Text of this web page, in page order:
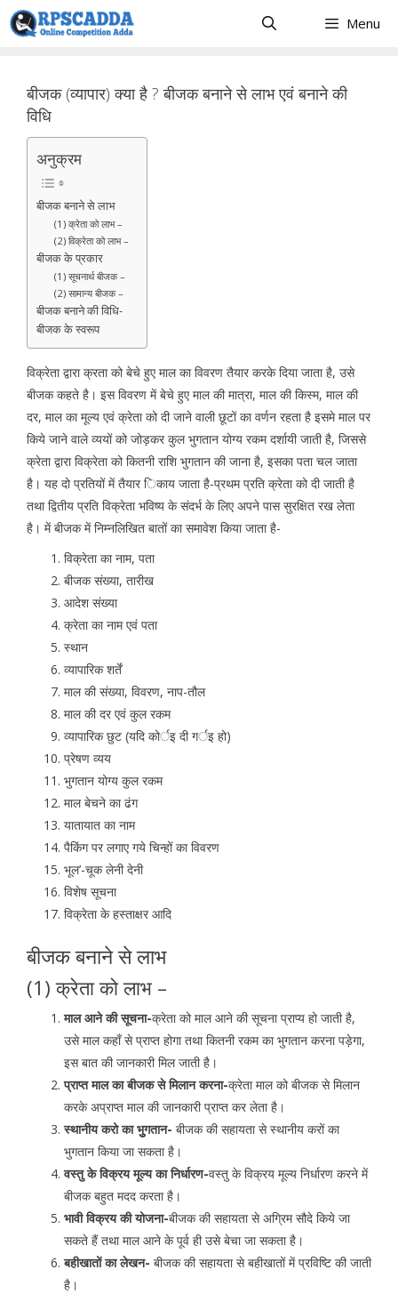
Skip
to
Menu
बीजक (व्यापार) क्या है ? बीजक बनाने से लाभ एवं बनाने की
विधि
अनुक्रम
बीजक बनाने से लाभ
(1) क्रेता को लाभ –
(2) विक्रेता को लाभ –
बीजक के प्रकार
(1) सूचनार्थ बीजक –
(2) सामान्य बीजक –
बीजक बनाने की विधि-
बीजक के स्वरूप
विक्रेता द्वारा क्रता को बेचे हुए माल का विवरण तैयार करके दिया जाता है, उसे
बीजक कहते है। इस विवरण में बेचे हुए माल की मात्रा, माल की किस्म, माल की
दर, माल का मूल्य एवं क्रेता को दी जाने वाली छूटों का वर्णन रहता है इसमे माल पर
किये जाने वाले व्ययों को जोड़कर कुल भुगतान योग्य रकम दर्शायी जाती है, जिससे
क्रेता द्वारा विक्रेता को कितनी राशि भुगतान की जाना है, इसका पता चल जाता
है। यह दो प्रतियों में तैयार िकाय जाता है-प्रथम प्रति क्रेता को दी जाती है
तथा द्वितीय प्रति विक्रेता भविष्य के संदर्भ के लिए अपने पास सुरक्षित रख लेता
है। में बीजक में निम्नलिखित बातों का समावेश किया जाता है-
विक्रेता का नाम, पता
बीजक संख्या, तारीख
आदेश संख्या
क्रेता का नाम एवं पता
स्थान
व्यापारिक शर्तें
माल की संख्या, विवरण, नाप-तौल
माल की दर एवं कुल रकम
व्यापारिक छुट (यदि कोर्इ दी गर्इ हो)
प्रेषण व्यय
भुगतान योग्य कुल रकम
माल बेचने का ढंग
यातायात का नाम
पैकिंग पर लगाए गये चिन्हों का विवरण
भूल’-चूक लेनी देनी
विशेष सूचना
विक्रेता के हस्ताक्षर आदि
बीजक बनाने से लाभ
(1) क्रेता को लाभ –
माल आने की सूचना-क्रेता को माल आने की सूचना प्राप्य हो जाती है,
उसे माल कहॉं से प्राप्त होगा तथा कितनी रकम का भुगतान करना पड़ेगा,
इस बात की जानकारी मिल जाती है।
प्राप्त माल का बीजक से मिलान करना-क्रेता माल को बीजक से मिलान
करके अप्राप्त माल की जानकारी प्राप्त कर लेता है।
स्थानीय करो का भुुगतान- बीजक की सहायता से स्थानीय करों का
भुगतान किया जा सकता है।
वस्तु के विक्रय मूल्य का निर्धारण-वस्तु के विक्रय मूल्य निर्धारण करने में
बीजक बहुत मदद करता है।
भावी विक्रय की योजना-बीजक की सहायता से अग्रिम सौदे किये जा
सकते हैं तथा माल आने के पूर्व ही उसे बेचा जा सकता है।
बहीखातों का लेखन- बीजक की सहायता से बहीखातों में प्रविष्टि की जाती
है।